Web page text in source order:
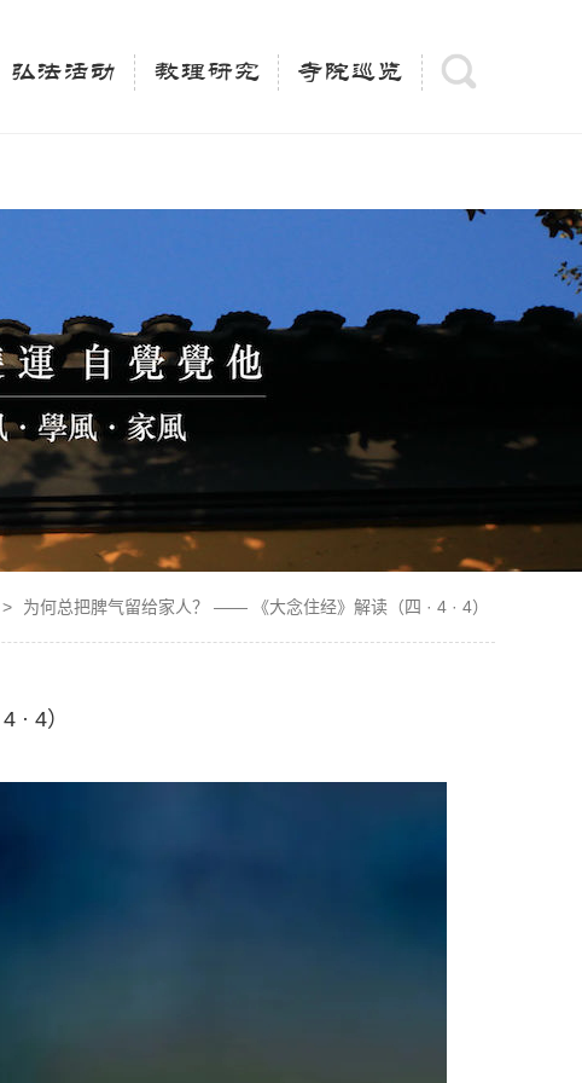
弘法活动 教理研究 寺院巡览
> 为何总把脾气留给家人？ —— 《大念住经》解读（四 · 4 · 4）
· 4）